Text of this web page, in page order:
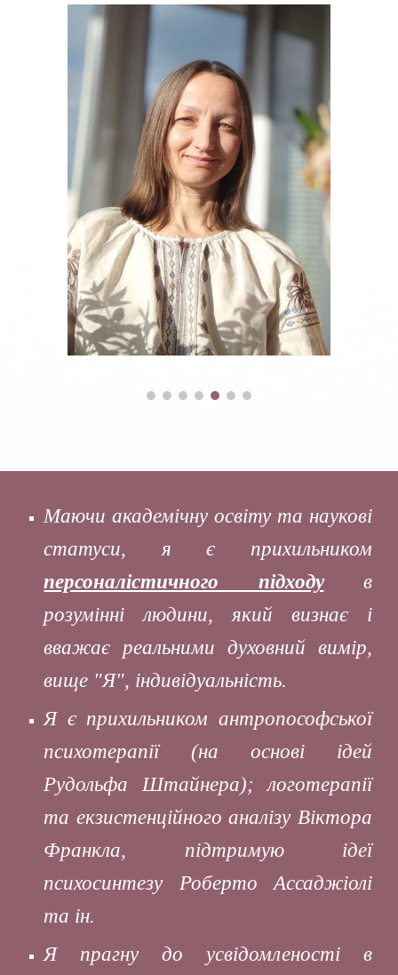
Маючи академічну освіту та наукові
статуси, я є прихильником
персоналістичного підходув
розумінні людини, який визнає і
вважає реальними духовний вимір,
вище "Я", індивідуальність.
Я є прихильником антропософської
психотерапії (на основі ідей
Рудольфа Штайнера); логотерапії
та екзистенційного аналізу Віктора
Франкла, підтримую ідеї
психосинтезу Роберто Ассаджіолі
та ін.
Я прагну до усвідомленості в